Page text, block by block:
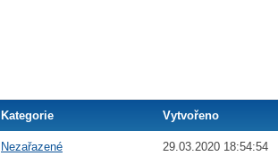
Kategorie Vytvořeno
Nezařazené 29.03.2020 18:54:54